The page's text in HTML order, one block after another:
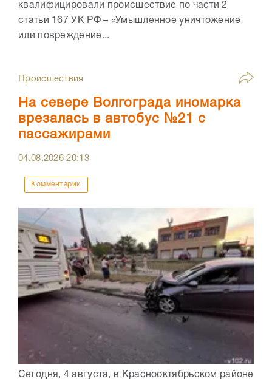
квалифицировали происшествие по части 2
статьи 167 УК РФ – «Умышленное уничтожение
или повреждение...
Происшествия
На севере Волгограда иномарка
врезалась в автобус №21 с
пассажирами
04.08.202620:13
Комментарии
Сегодня, 4 августа, в Краснооктябрьском районе